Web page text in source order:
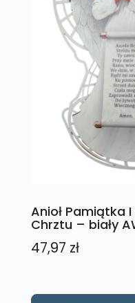
Anioł Pamiątka
Chrztu – biały
47,97 zł